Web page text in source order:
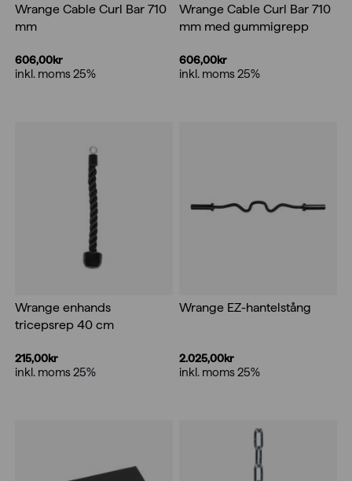
Wrange Cable Curl Bar 710
mm
606,00kr
inkl. moms 25%
Wrange Cable Curl Bar 710
mm med gummigrepp
606,00kr
inkl. moms 25%
Wrange enhands
tricepsrep 40 cm
215,00kr
inkl. moms 25%
Wrange EZ-hantelstång
2.025,00kr
inkl. moms 25%